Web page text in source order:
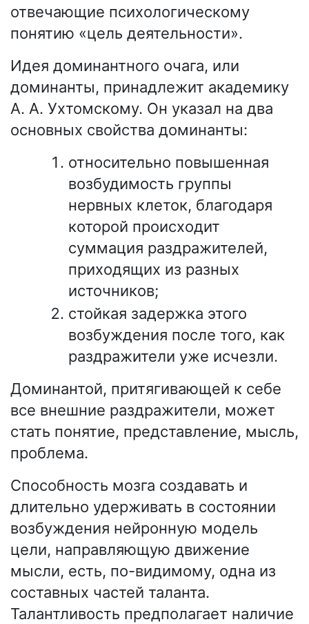
отвечающие психологическому
понятию «цель деятельности».
Идея доминантного очага, или
доминанты, принадлежит академику
А. А. Ухтомскому. Он указал на два
основных свойства доминанты:
относительно повышенная
возбудимость группы
нервных клеток, благодаря
которой происходит
суммация раздражителей,
приходящих из разных
источников;
стойкая задержка этого
возбуждения после того, как
раздражители уже исчезли.
Доминантой, притягивающей к себе
все внешние раздражители, может
стать понятие, представление, мысль,
проблема.
Способность мозга создавать и
длительно удерживать в состоянии
возбуждения нейронную модель
цели, направляющую движение
мысли, есть, по-видимому, одна из
составных частей таланта.
Талантливость предполагает наличие